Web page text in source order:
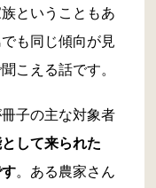
ということもあ
も同じ傾向が見
こえる話です。
子の主な対象者
して来られた
。ある農家さん